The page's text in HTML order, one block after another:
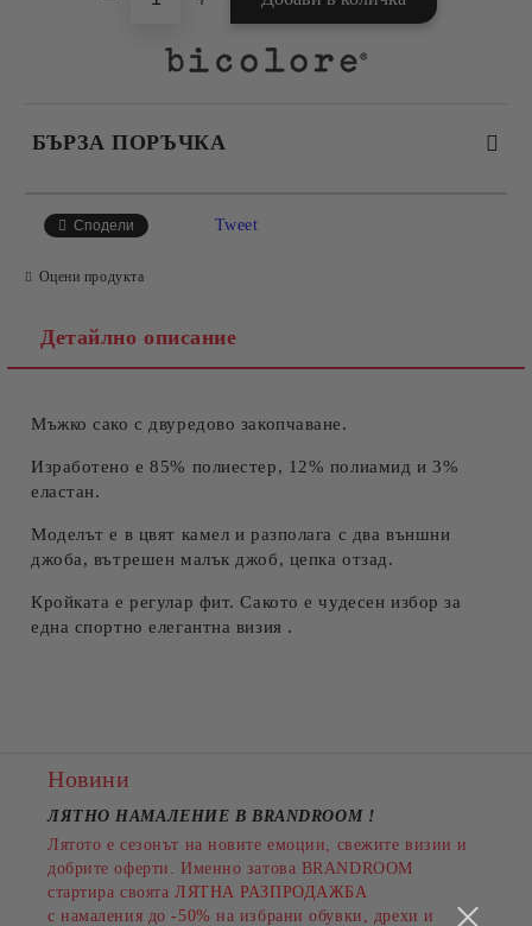
БЪРЗА ПОРЪЧКА
Съгласен съм сПолитиката за лични данни
Ние ще се свържем с вас в рамките на работния ден.
Сподели Tweet
Оцени продукта
Детайлно описание
Мъжко сако с двуредово закопчаване.
Изработено е 85% полиестер, 12% полиамид и 3%
еластан.
Моделът е в цвят камел и разполага с два външни
джоба, вътрешен малък джоб, цепка отзад.
Кройката е регулар фит. Сакото е чудесен избор за
една спортно елегантна визия .
Новини
ЛЯТНО НАМАЛЕНИЕ В BRANDROOM !
Лятото е сезонът на новите емоции, свежите визии и
добрите оферти. Именно затова BRANDROOM
стартира своята ЛЯТНА РАЗПРОДАЖБА
с намаления до -50% на избрани обувки, дрехи и